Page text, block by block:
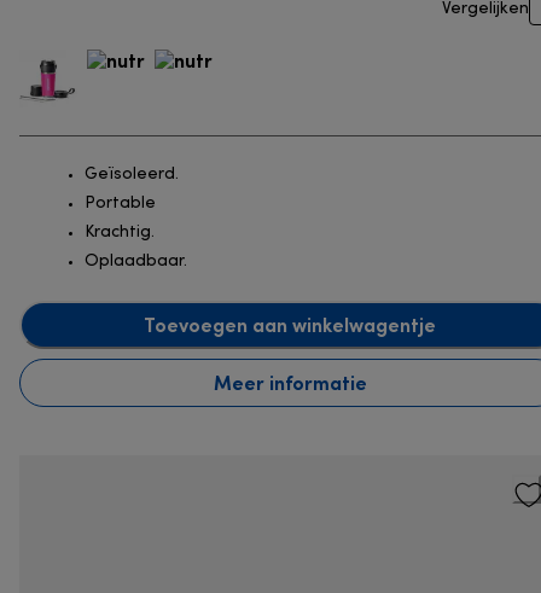
Vergelijken
Geïsoleerd.
Portable
Krachtig.
Oplaadbaar.
Toevoegen aan winkelwagentje
Meer informatie